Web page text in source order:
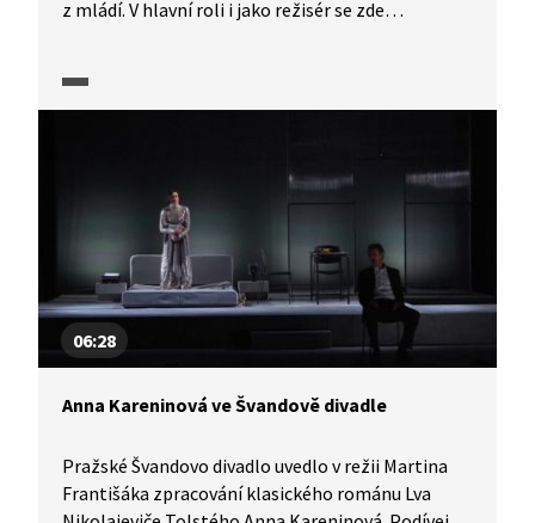
z mládí. V hlavní roli i jako režisér se zde
06:28
Anna Kareninová ve Švandově divadle
Pražské Švandovo divadlo uvedlo v režii Martina
Františáka zpracování klasického románu Lva